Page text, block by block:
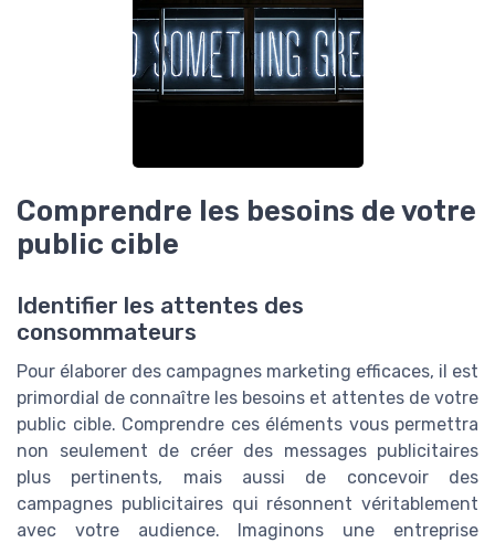
Comprendre les besoins de votre
public cible
Identifier les attentes des
consommateurs
Pour élaborer des campagnes marketing efficaces, il est
primordial de connaître les besoins et attentes de votre
public cible. Comprendre ces éléments vous permettra
non seulement de créer des messages publicitaires
plus pertinents, mais aussi de concevoir des
campagnes publicitaires qui résonnent véritablement
avec votre audience. Imaginons une entreprise